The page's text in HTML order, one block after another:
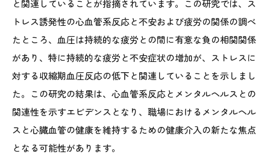
と関連していることが指摘されています。この研究では、ス
トレス誘発性の心血管系反応と不安および疲労の関係の調べ
たところ、血圧は持続的な疲労との間に有意な負の相関関係
があり、特に持続的な疲労と不安症状の増加が、ストレスに
対する収縮期血圧反応の低下と関連していることを示しまし
た。この研究の結果は、心血管系反応とメンタルヘルスとの
関連性を示すエビデンスとなり、職場におけるメンタルヘル
スと心臓血管の健康を維持するための健康介入の新たな焦点
となる可能性があります。